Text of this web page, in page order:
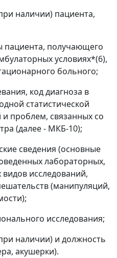
наличии) пациента,
пациента, получающего
условиях*(6),
больного;
код диагноза в
статистической
проблем, связанных со
(далее - МКБ-10);
сведения (основные
лабораторных,
исследований,
(манипуляций,
исследования;
наличии) и должность
акушерки).